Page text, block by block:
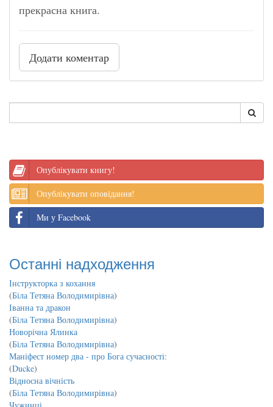
прекрасна книга.
Додати коментар
Опублікувати книгу!
Опублікувати оповідання!
Ми у Facebook
Останні надходження
Інструкторка з кохання
(Біла Тетяна Володимирівна)
Іванна та дракон
(Біла Тетяна Володимирівна)
Новорічна Ялинка
(Біла Тетяна Володимирівна)
Маніфест номер два - про Бога сучасності:
(Ducke)
Відносна вічність
(Біла Тетяна Володимирівна)
Чужинці